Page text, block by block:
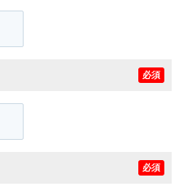
必須
必須